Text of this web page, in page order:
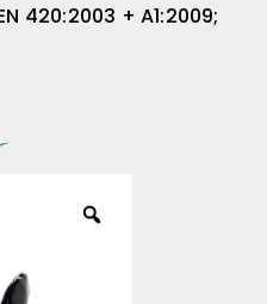
420:2003 + A1:2009;